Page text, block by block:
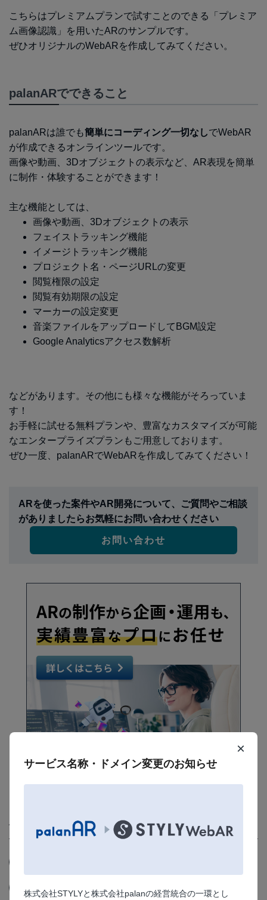
×
サービス名称・ドメイン変更のお知らせ
株式会社STYLYと株式会社palanの経営統合の一環とし
こちらはプレミアムプランで試すことのできる「プレミア
ム画像認識」を用いたARのサンプルです。
ぜひオリジナルのWebARを作成してみてください。
palanARでできること
palanARは誰でも簡単にコーディング一切なしでWebAR
が作成できるオンラインツールです。
画像や動画、3Dオブジェクトの表示など、AR表現を簡単
に制作・体験することができます！
主な機能としては、
画像や動画、3Dオブジェクトの表示
フェイストラッキング機能
イメージトラッキング機能
プロジェクト名・ページURLの変更
閲覧権限の設定
閲覧有効期限の設定
マーカーの設定変更
音楽ファイルをアップロードしてBGM設定
Google Analyticsアクセス数解析
などがあります。その他にも様々な機能がそろっていま
す！
お手軽に試せる無料プランや、豊富なカスタマイズが可能
なエンタープライズプランもご用意しております。
ぜひ一度、palanARでWebARを作成してみてください！
ARを使った案件やAR開発について、ご質問やご相談
がありましたらお気軽にお問い合わせください
お問い合わせ
似たサンプルを見る
画像認識 イベント・ライブ 出版・書籍